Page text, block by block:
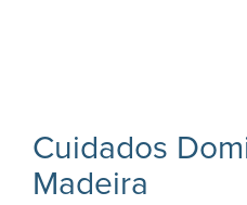
Cuidados
Madeira